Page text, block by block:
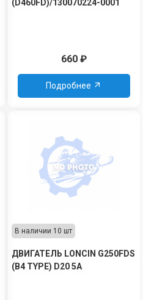
(D460FD)/130070224-0001
660₽
Подробнее
В наличии 10 шт
ДВИГАТЕЛЬ LONCIN G250FDS
(B4 TYPE) D20 5A